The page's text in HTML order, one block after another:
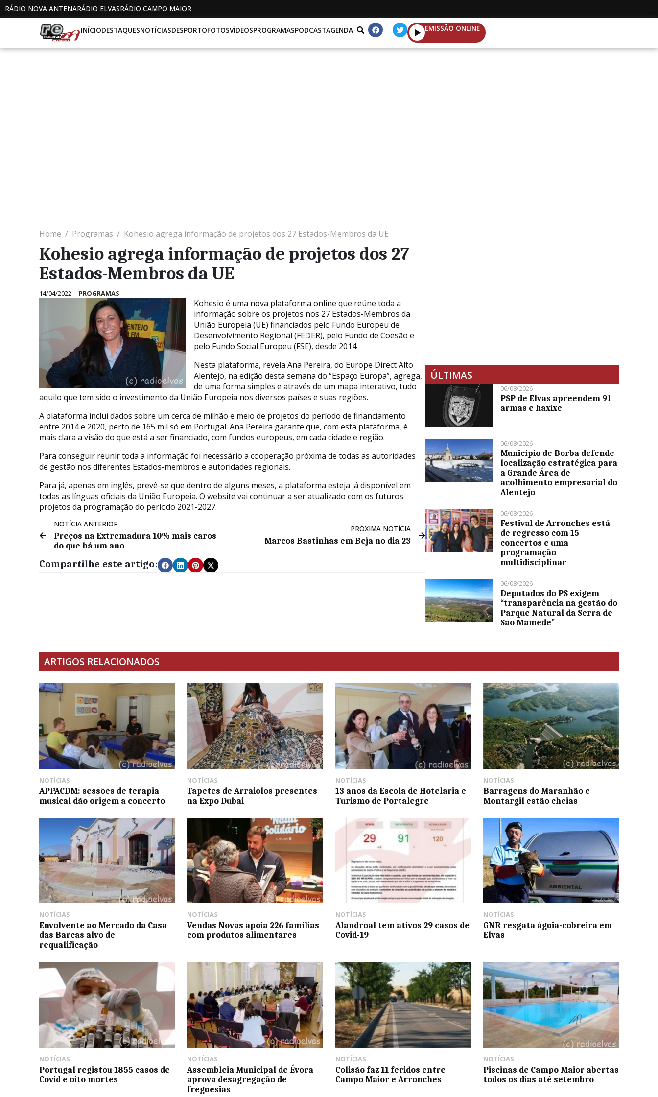
RÁDIO NOVA ANTENARÁDIO ELVASRÁDIO CAMPO MAIOR
INÍCIODESTAQUESNOTÍCIASDESPORTOFOTOSVÍDEOSPROGRAMASPODCASTAGENDA EMISSÃO ONLINE
Home Programas Kohesio agrega informação de projetos dos 27 Estados-Membros da UE
Kohesio agrega informação de projetos dos 27
Estados-Membros da UE
14/04/2022 PROGRAMAS
Kohesio é uma nova plataforma online que reúne toda a
informação sobre os projetos nos 27 Estados-Membros da
União Europeia (UE) financiados pelo Fundo Europeu de
Desenvolvimento Regional (FEDER), pelo Fundo de Coesão e
pelo Fundo Social Europeu (FSE), desde 2014.
Nesta plataforma, revela Ana Pereira, do Europe Direct Alto
Alentejo, na edição desta semana do “Espaço Europa”, agrega,
de uma forma simples e através de um mapa interativo, tudo
aquilo que tem sido o investimento da União Europeia nos diversos países e suas regiões.
A plataforma inclui dados sobre um cerca de milhão e meio de projetos do período de financiamento
entre 2014 e 2020, perto de 165 mil só em Portugal. Ana Pereira garante que, com esta plataforma, é
mais clara a visão do que está a ser financiado, com fundos europeus, em cada cidade e região.
Para conseguir reunir toda a informação foi necessário a cooperação próxima de todas as autoridades
de gestão nos diferentes Estados-membros e autoridades regionais.
Para já, apenas em inglês, prevê-se que dentro de alguns meses, a plataforma esteja já disponível em
todas as línguas oficiais da União Europeia. O website vai continuar a ser atualizado com os futuros
projetos da programação do período 2021-2027.
NOTÍCIA ANTERIOR
Preços na Extremadura 10% mais caros
do que há um ano
PRÓXIMA NOTÍCIA
Marcos Bastinhas em Beja no dia 23
Compartilhe este artigo:
ÚLTIMAS
06/08/2026
PSP de Elvas apreendem 91
armas e haxixe
06/08/2026
Município de Borba defende
localização estratégica para
a Grande Área de
acolhimento empresarial do
Alentejo
06/08/2026
Festival de Arronches está
de regresso com 15
concertos e uma
programação
multidisciplinar
06/08/2026
Deputados do PS exigem
“transparência na gestão do
Parque Natural da Serra de
São Mamede”
ARTIGOS RELACIONADOS
NOTÍCIAS
APPACDM: sessões de terapia
musical dão origem a concerto
NOTÍCIAS
Tapetes de Arraiolos presentes
na Expo Dubai
NOTÍCIAS
13 anos da Escola de Hotelaria e
Turismo de Portalegre
NOTÍCIAS
Barragens do Maranhão e
Montargil estão cheias
NOTÍCIAS
Envolvente ao Mercado da Casa
das Barcas alvo de
requalificação
NOTÍCIAS
Vendas Novas apoia 226 famílias
com produtos alimentares
NOTÍCIAS
Alandroal tem ativos 29 casos de
Covid-19
NOTÍCIAS
GNR resgata águia-cobreira em
Elvas
NOTÍCIAS
Portugal registou 1855 casos de
Covid e oito mortes
NOTÍCIAS
Assembleia Municipal de Évora
aprova desagregação de
freguesias
NOTÍCIAS
Colisão faz 11 feridos entre
Campo Maior e Arronches
NOTÍCIAS
Piscinas de Campo Maior abertas
todos os dias até setembro